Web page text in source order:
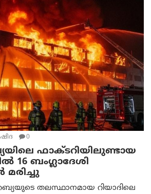
0
ഫാക്ടറിയിലുണ്ടായ
16 ബംഗ്ലാദേശി
മരിച്ചു
തലസ്ഥാനമായ റിയാദിലെ